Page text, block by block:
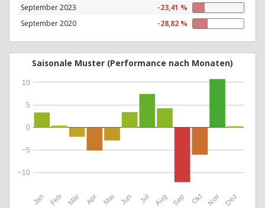
September 2023
-23,41 %
September 2020
-28,82 %
Saisonale Muster (Performance nach Monaten)
Jan Feb Mär Apr Mai Jun Jul Aug Sep Okt Nov Dez
−10
−5
0
5
10